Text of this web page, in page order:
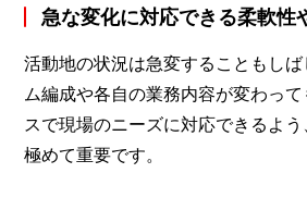
急な変化に対応できる柔軟性
活動地の状況は急変することもし
ム編成や各自の業務内容が変わっ
スで現場のニーズに対応できるよ
極めて重要です。